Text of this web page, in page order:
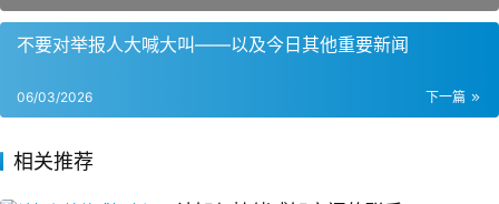
不要对举报人大喊大叫——以及今日其他重要新闻
下一篇
06/03/2026
相关推荐